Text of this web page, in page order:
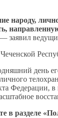
народу,
— заявил
день
Федерации,
в разделе